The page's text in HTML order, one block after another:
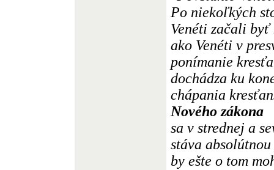
Po niekoľkých
Venéti začali
ako Venéti v
ponímanie
dochádza ku
chápania
Nového zákona
sa v strednej a
stáva
by ešte o tom